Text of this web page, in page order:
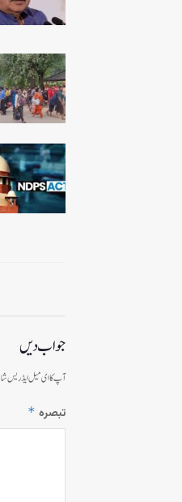
جواب دیں
آپ کا ای میل ایڈریس
تبصرہ *